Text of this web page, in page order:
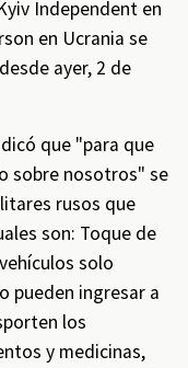
Independent en
en Ucrania se
ayer, 2 de
que "para que
sobre nosotros" se
rusos que
son: Toque de
solo
pueden ingresar a
los
y medicinas,